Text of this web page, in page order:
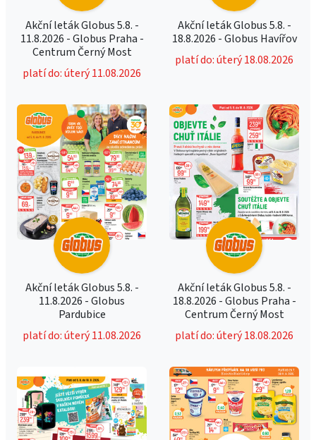
Akční leták Globus 5.8. -
11.8.2026 - Globus Praha -
Centrum Černý Most
platí do: úterý 11.08.2026
Akční leták Globus 5.8. -
18.8.2026 - Globus Havířov
platí do: úterý 18.08.2026
Akční leták Globus 5.8. -
11.8.2026 - Globus
Pardubice
platí do: úterý 11.08.2026
Akční leták Globus 5.8. -
18.8.2026 - Globus Praha -
Centrum Černý Most
platí do: úterý 18.08.2026